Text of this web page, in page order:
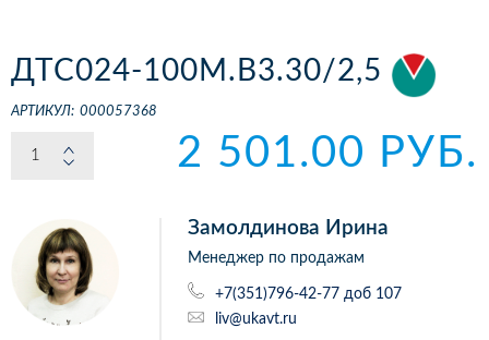
ДТС024-100М.В3.30/2,5
АРТИКУЛ: 000057368
2 501.00 РУБ.
Замолдинова Ирина
Менеджер по продажам
+7(351)796-42-77 доб 107
liv@ukavt.ru